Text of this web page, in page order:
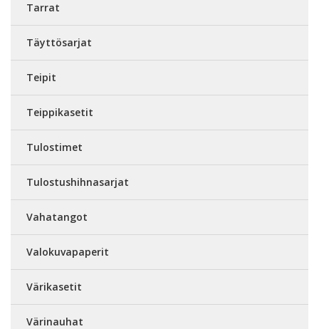
Tarrat
Täyttösarjat
Teipit
Teippikasetit
Tulostimet
Tulostushihnasarjat
Vahatangot
Valokuvapaperit
Värikasetit
Värinauhat